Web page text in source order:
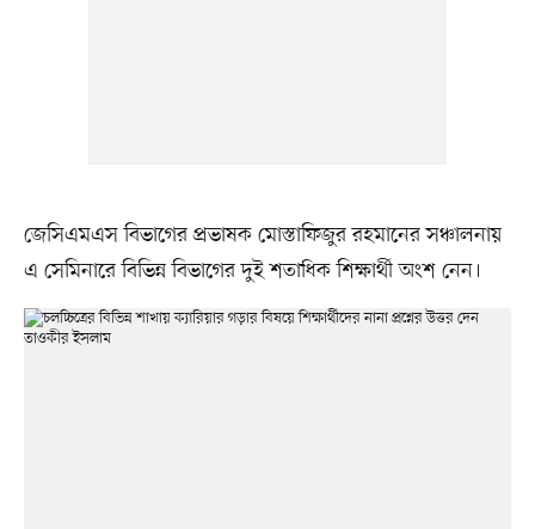
জেসিএমএস বিভাগের প্রভাষক মোস্তাফিজুর রহমানের সঞ্চালনায়
এ সেমিনারে বিভিন্ন বিভাগের দুই শতাধিক শিক্ষার্থী অংশ নেন।